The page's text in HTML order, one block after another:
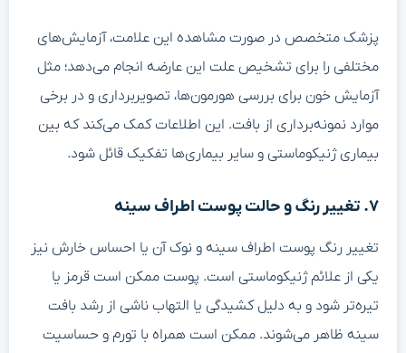
پزشک متخصص در صورت مشاهده این علامت، آزمایش‌های
مختلفی را برای تشخیص علت این عارضه انجام می‌دهد؛ مثل
آزمایش خون برای بررسی هورمون‌ها، تصویربرداری و در برخی
موارد نمونه‌برداری از بافت. این اطلاعات کمک می‌کند که بین
بیماری ژنیکوماستی و سایر بیماری‌ها تفکیک قائل شود.
۷. تغییر رنگ و حالت پوست اطراف سینه
تغییر رنگ پوست اطراف سینه و نوک آن یا احساس خارش نیز
یکی از علائم ژنیکوماستی است. پوست ممکن است قرمز یا
تیره‌تر شود و به دلیل کشیدگی یا التهاب ناشی از رشد بافت
سینه ظاهر می‌شوند. ممکن است همراه با تورم و حساسیت